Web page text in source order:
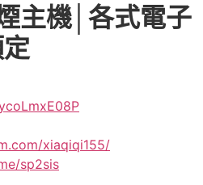
主機│各式電子
xiaqiqi155/
sp2sis